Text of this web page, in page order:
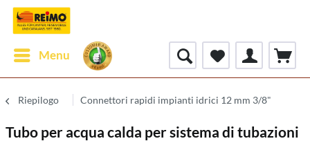
Menu
Riepilogo Connettori rapidi impianti idrici 12 mm 3/8"
Tubo per acqua calda per sistema di tubazioni